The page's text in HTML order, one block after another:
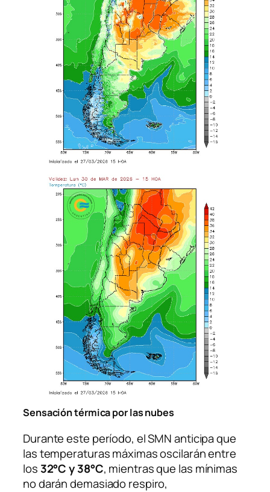
Sensación térmica por las nubes
Durante este período, el SMN anticipa que
las temperaturas máximas oscilarán entre
los 32°C y 38°C, mientras que las mínimas
no darán demasiado respiro,